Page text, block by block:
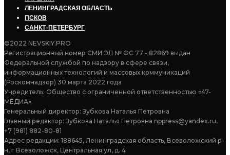
ЛЕНИНГРАДСКАЯ ОБЛАСТЬ
ПСКОВ
САНКТ-ПЕТЕРБУРГ
©2022 NEVSKIY.PRO
Регистрационный номер СМИ ЭЛ № ФС 77 - 82869 выдан
Федеральной службой по надзору в сфере связи,
информационных технологий и массовых коммуникаций
(Роскомнадзор) 30 марта 2022 года
Учредитель: Общество с ограниченной ответственностью «47-
МЕДИА»
Генеральный директор: Зубкова Наталья Петровна
Главный редактор: Зубкова Наталья Петровна nppress@yandex.ru,
+7 (981) 882-80-81
Адрес редакции: 188645, Ленинградская область, Всеволожский р-
н, г Всеволожск, Центральная ул, д. 4